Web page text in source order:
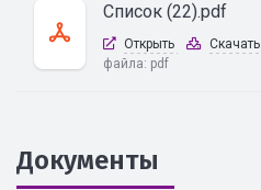
Список (22).pdf
Открыть Скачать
файла: pdf
Документы